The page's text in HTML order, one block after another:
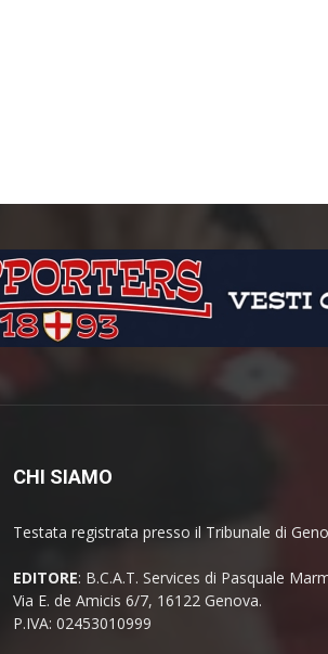
CHI SIAMO
Testata registrata presso il Tribunale di
EDITORE: B.C.A.T. Services di Pasquale
Via E. de Amicis 6/7, 16122 Genova.
P.IVA: 02453010999